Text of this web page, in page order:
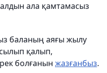
алдын ала қамтамасыз
баланың аяғы жылу
қалып,
болғанын жазғанбыз.